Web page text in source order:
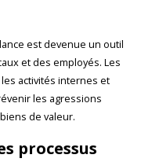
est devenue un outil
et des employés. Les
activités internes et
les agressions
de valeur.
processus